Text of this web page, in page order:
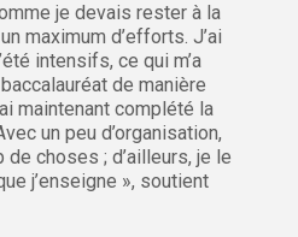
je devais rester à la
maximum d’efforts. J’ai
intensifs, ce qui m’a
de manière
maintenant complété la
un peu d’organisation,
choses ; d’ailleurs, je le
j’enseigne », soutient